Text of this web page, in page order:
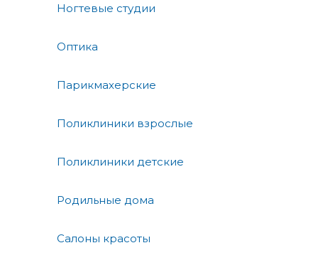
Ногтевые студии
Оптика
Парикмахерские
Поликлиники взрослые
Поликлиники детские
Родильные дома
Салоны красоты